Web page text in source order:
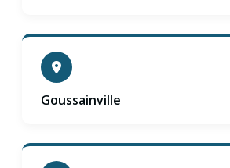
Goussainville